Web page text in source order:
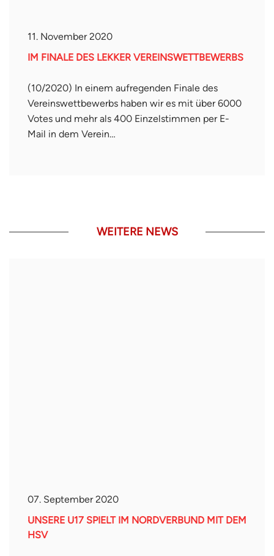
11. November 2020
IM FINALE DES LEKKER VEREINSWETTBEWERBS
(10/2020) In einem aufregenden Finale des
Vereinswettbewerbs haben wir es mit über 6000
Votes und mehr als 400 Einzelstimmen per E-
Mail in dem Verein…
WEITERE NEWS
07. September 2020
UNSERE U17 SPIELT IM NORDVERBUND MIT DEM
HSV